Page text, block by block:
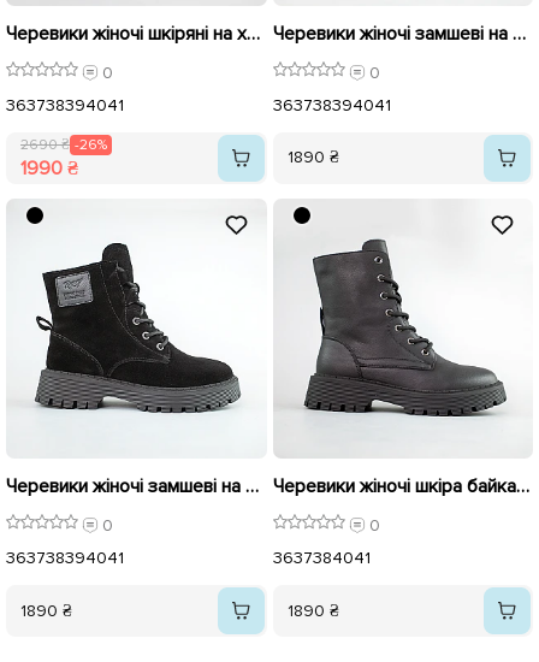
Черевики жіночі шкіряні на хутрі 593344 Чорні розпродаж
0
363738394041
2690 ₴ -26%
1990 ₴
Черевики жіночі замшеві на байці 593307 Чорні
0
363738394041
1890 ₴
Черевики жіночі замшеві на байці 593306 Чорні
0
363738394041
1890 ₴
Черевики жіночі шкіра байка 593304 Чорні
0
3637384041
1890 ₴